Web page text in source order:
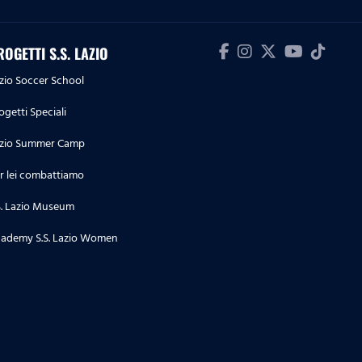
09.05.26
Highlights Serie A Enilive | Lazio-
S.S. LAZIO
Soccer School
Speciali
Summer Camp
lei combattiamo
Lazio Museum
S.S. Lazio Women